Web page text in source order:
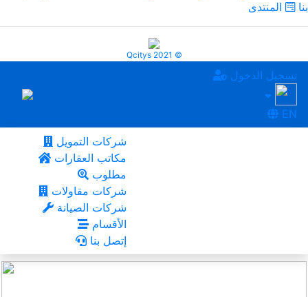
بنا
المنتدى
Qcitys 2021 ©
تسجيل الدخول
EN
شركات التمويل
مكاتب العقارات
مطلوب
شركات مقاولات
شركات الصيانة
الأقسام
إتصل بنا